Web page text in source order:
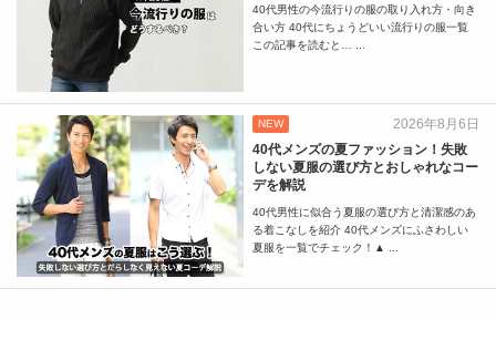
40代男性の今流行りの服の取り入れ方・向き
合い方 40代にちょうどいい流行りの服一覧
この記事を読むと… ...
NEW
2026年8月6日
40代メンズの夏ファッション！失敗
しない夏服の選び方とおしゃれなコー
デを解説
40代男性に似合う夏服の選び方と清潔感のあ
る着こなしを紹介 40代メンズにふさわしい
夏服を一覧でチェック！▲ ...